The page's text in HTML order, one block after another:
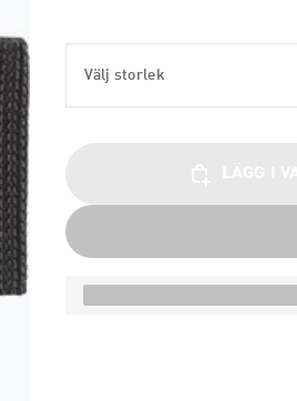
Välj storlek